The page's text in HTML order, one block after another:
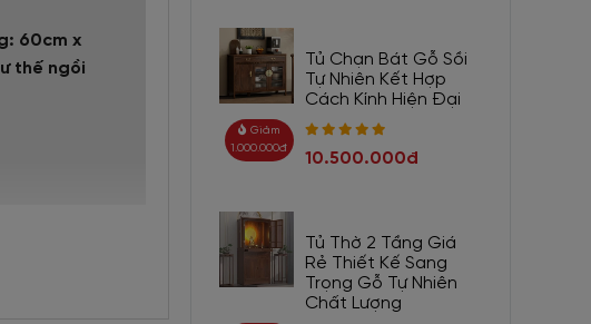
60cm x
thế ngồi
Giảm
1.000.000đ
Tủ Chạn Bát Gỗ Sồi
Tự Nhiên Kết Hợp
Cách Kính Hiện Đại
10.500.000đ
Tủ Thờ 2 Tầng Giá
Rẻ Thiết Kế Sang
Trọng Gỗ Tự Nhiên
Chất Lượng